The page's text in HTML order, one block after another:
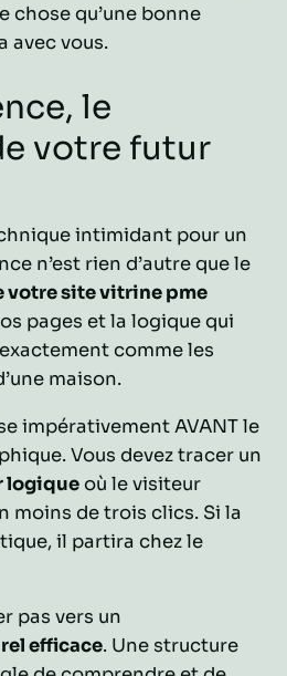
chose qu’une bonne
avec vous.
le
votre futur
intimidant pour un
n’est rien d’autre que le
votre site vitrine pme
pages et la logique qui
comme les
maison.
impérativement AVANT le
Vous devez tracer un
logiqueoù le visiteur
moins de trois clics. Si la
il partira chez le
pas vers un
efficace. Une structure